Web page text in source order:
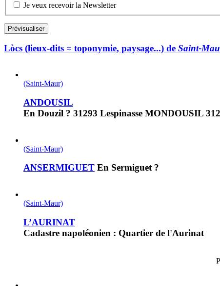
Je veux recevoir la Newsletter
Lòcs (lieux-dits = toponymie, paysage...) de Saint-
(Saint-Maur)
ANDOUSIL
En Douzil ? 31293 Lespinasse MONDOUSIL
(Saint-Maur)
ANSERMIGUET En Sermiguet ?
(Saint-Maur)
L’AURINAT
Cadastre napoléonien : Quartier de l'Aurinat